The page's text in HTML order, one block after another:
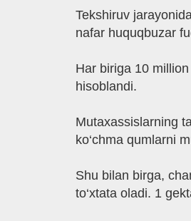
Tekshiruv
nafar huquqbuzar
Har biriga 10
hisoblandi.
Mutaxassislarning
ko‘chma qumlarni
Shu bilan birga,
to‘xtata oladi. 1